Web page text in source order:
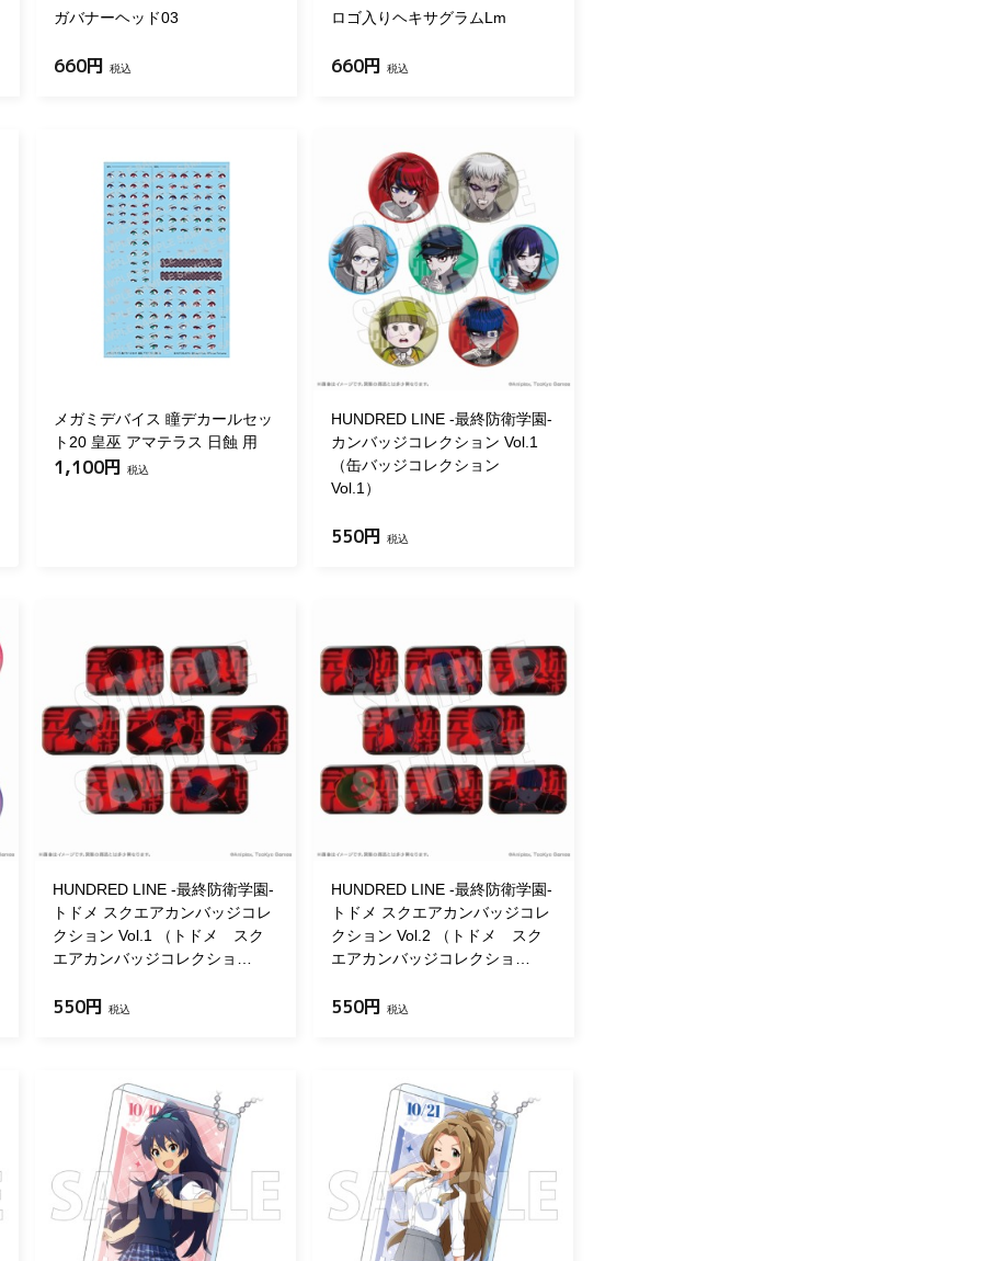
ガバナーヘッド03
660円 税込
ロゴ入りヘキサグラムLm
660円 税込
メガミデバイス 瞳デカールセッ
ト20 皇巫 アマテラス 日蝕 用
1,100円 税込
HUNDRED LINE -最終防衛学園-
カンバッジコレクション Vol.1
（缶バッジコレクション
Vol.1）
550円 税込
HUNDRED LINE -最終防衛学園-
トドメ スクエアカンバッジコレ
クション Vol.1 （トドメ スク
エアカンバッジコレクショ…
550円 税込
HUNDRED LINE -最終防衛学園-
トドメ スクエアカンバッジコレ
クション Vol.2 （トドメ スク
エアカンバッジコレクショ…
550円 税込